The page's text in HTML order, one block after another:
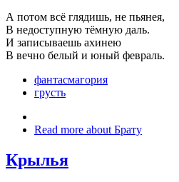
А потом всё глядишь, не пьянея,
В недоступную тёмную даль.
И записываешь ахинею
В вечно белый и юный февраль.
фантасмагория
грусть
Read more about Брату
Крылья